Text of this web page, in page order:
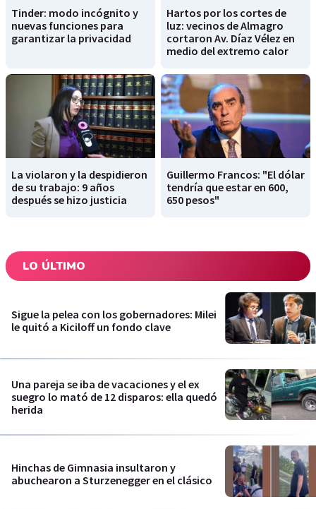
Tinder: modo incógnito y
nuevas funciones para
garantizar la privacidad
Hartos por los cortes de
luz: vecinos de Almagro
cortaron Av. Díaz Vélez en
medio del extremo calor
La violaron y la despidieron
de su trabajo: 9 años
después se hizo justicia
Guillermo Francos: "El dólar
tendría que estar en 600,
650 pesos"
LO ÚLTIMO
Sigue la pelea con los gobernadores: Milei
le quitó a Kiciloff un fondo clave
Una pareja se iba de vacaciones y el ex
suegro lo mató de 12 disparos: ella quedó
herida
Hinchas de Gimnasia insultaron y
abuchearon a Sturzenegger en el clásico